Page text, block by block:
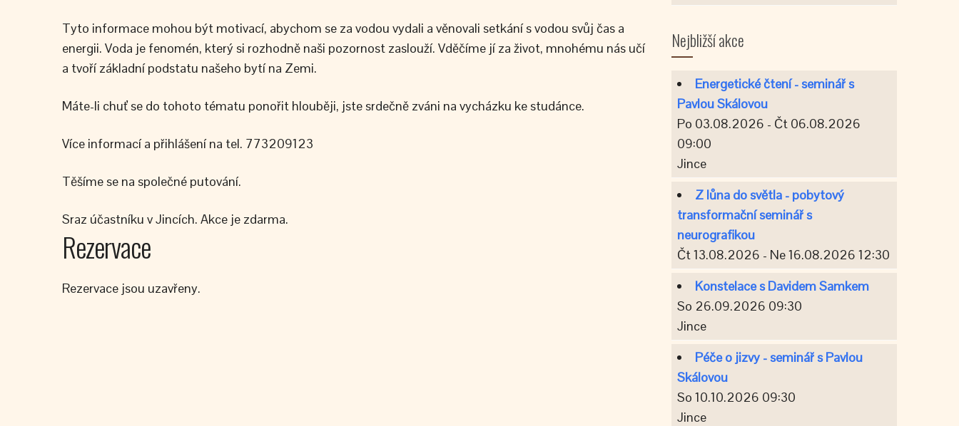
Tyto informace mohou být motivací, abychom se za vodou vydali a věnovali setkání s vodou svůj čas a
energii. Voda je fenomén, který si rozhodně naši pozornost zaslouží. Vděčíme jí za život, mnohému nás učí
a tvoří základní podstatu našeho bytí na Zemi.
Máte-li chuť se do tohoto tématu ponořit hlouběji, jste srdečně zváni na vycházku ke studánce.
Více informací a přihlášení na tel. 773209123
Těšíme se na společné putování.
Sraz účastníku v Jincích. Akce je zdarma.
Rezervace
Rezervace jsou uzavřeny.
Nejbližší akce
Energetické čtení - seminář s
Pavlou Skálovou
Po 03.08.2026 - Čt 06.08.2026
09:00
Jince
Z lůna do světla - pobytový
transformační seminář s
neurografikou
Čt 13.08.2026 - Ne 16.08.2026 12:30
Konstelace s Davidem Samkem
So 26.09.2026 09:30
Jince
Péče o jizvy - seminář s Pavlou
Skálovou
So 10.10.2026 09:30
Jince